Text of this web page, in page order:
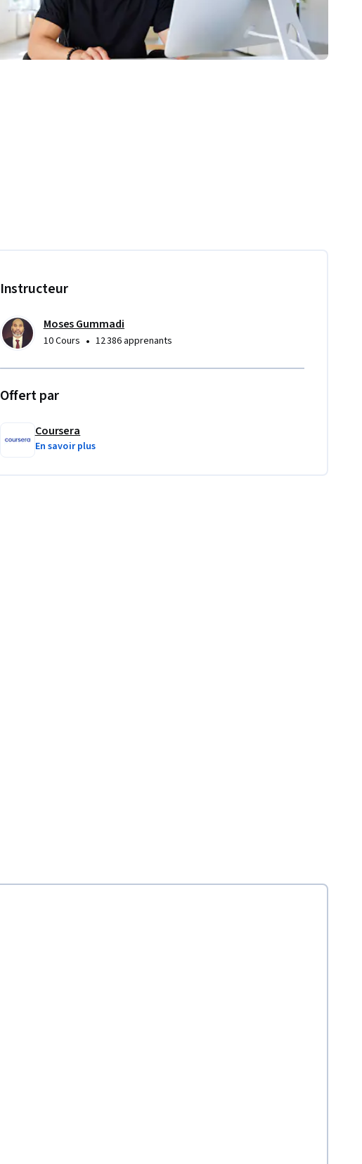
Instructeur
Moses Gummadi
10 Cours • 12 386 apprenants
Offert par
Coursera
En savoir plus